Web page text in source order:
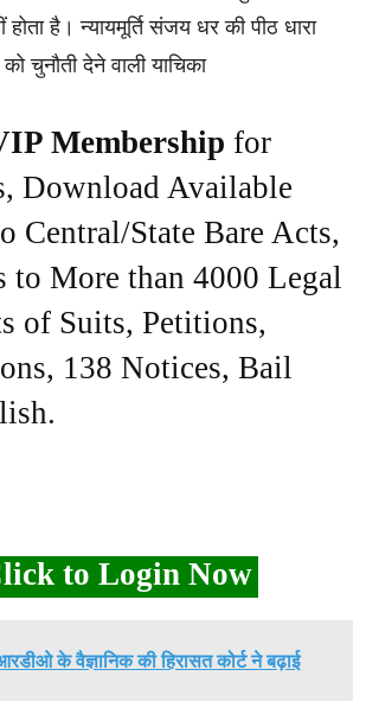
है। न्यायमूर्ति संजय धर की पीठ धारा
चुनौती देने वाली याचिका
Membership for
Download Available
Central/State Bare Acts,
to More than 4000 Legal
of Suits, Petitions,
138 Notices, Bail
to Login Now
के वैज्ञानिक की हिरासत कोर्ट ने बढ़ाई